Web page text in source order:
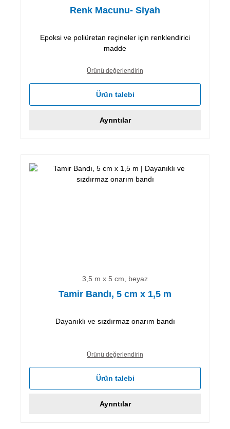
Renk Macunu- Siyah
Epoksi ve poliüretan reçineler için renklendirici
madde
Ürünü değerlendirin
Ürün talebi
Ayrıntılar
3,5 m x 5 cm, beyaz
Tamir Bandı, 5 cm x 1,5 m
Dayanıklı ve sızdırmaz onarım bandı
Ürünü değerlendirin
Ürün talebi
Ayrıntılar